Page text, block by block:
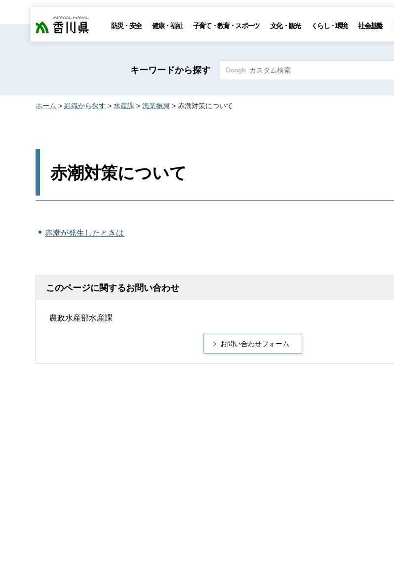
香川県 防災・安全 健康・福祉 子育て・教育・スポーツ 文化・観光 くらし・環境 社会基盤
キーワードから探す
ホーム > 組織から探す > 水産課 > 漁業振興 > 赤潮対策について
赤潮対策について
赤潮が発生したときは
このページに関するお問い合わせ
農政水産部水産課